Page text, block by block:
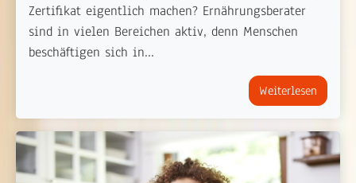
Zertifikat eigentlich machen? Ernährungsberater
sind in vielen Bereichen aktiv, denn Menschen
beschäftigen sich in...
Weiterlesen